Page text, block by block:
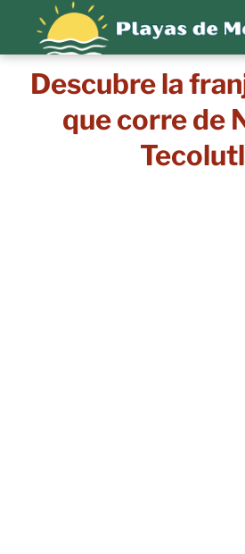
Descubre la
que corre de